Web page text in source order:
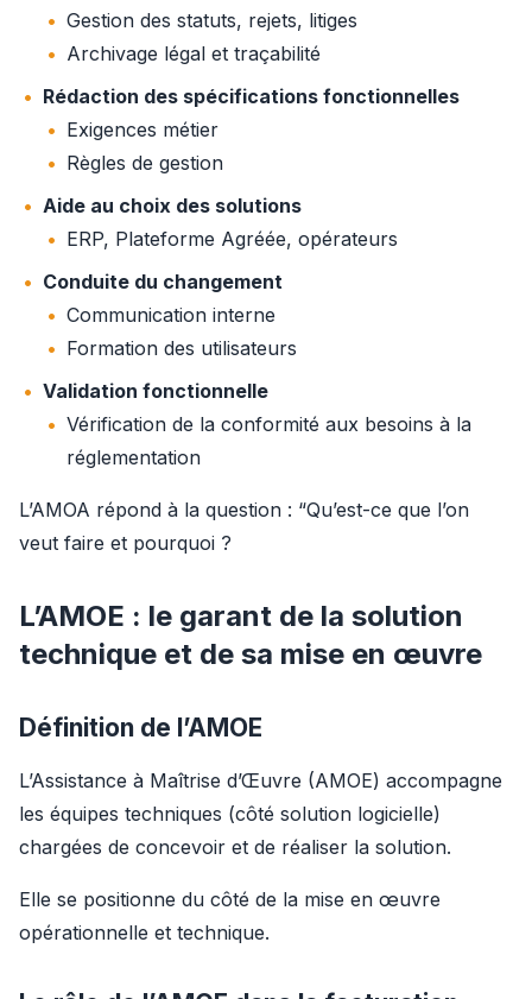
Gestion des statuts, rejets, litiges
Archivage légal et traçabilité
Rédaction des spécifications fonctionnelles
Exigences métier
Règles de gestion
Aide au choix des solutions
ERP, Plateforme Agréée, opérateurs
Conduite du changement
Communication interne
Formation des utilisateurs
Validation fonctionnelle
Vérification de la conformité aux besoins à la
réglementation
L’AMOA répond à la question : “Qu’est-ce que l’on
veut faire et pourquoi ?
L’AMOE : le garant de la solution
technique et de sa mise en œuvre
Définition de l’AMOE
L’Assistance à Maîtrise d’Œuvre (AMOE) accompagne
les équipes techniques (côté solution logicielle)
chargées de concevoir et de réaliser la solution.
Elle se positionne du côté de la mise en œuvre
opérationnelle et technique.